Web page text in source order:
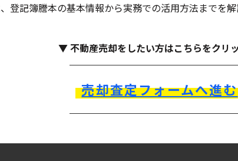
登記簿謄本の基本情報から実務での活用方法までを解
▼ 不動産売却をしたい方はこちらをクリ
売却査定フォームへ進む